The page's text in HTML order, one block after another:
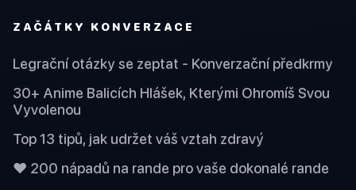
ZAČÁTKY KONVERZACE
Legrační otázky se zeptat - Konverzační předkrmy
30+ Anime Balicích Hlášek, Kterými Ohromíš Svou
Vyvolenou
Top 13 tipů, jak udržet váš vztah zdravý
❤️ 200 nápadů na rande pro vaše dokonalé rande